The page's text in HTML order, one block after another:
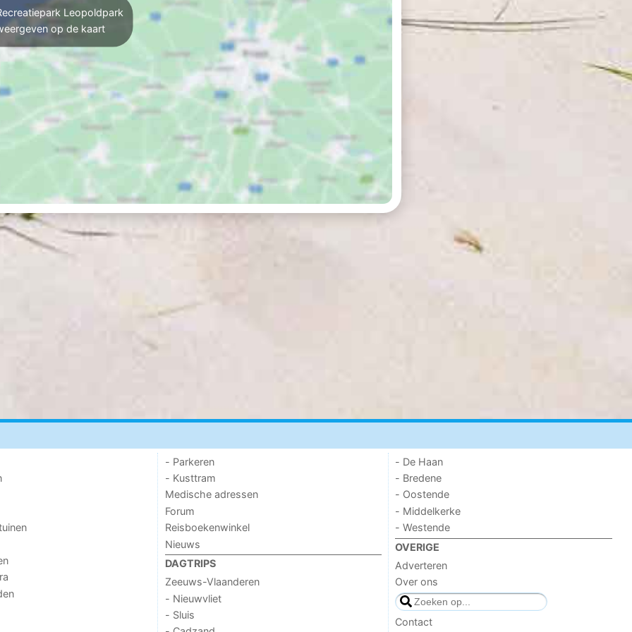
Leopoldpark
op de kaart
- Parkeren
- Kusttram
Medische adressen
Forum
Reisboekenwinkel
Nieuws
DAGTRIPS
Zeeuws-Vlaanderen
- Nieuwvliet
- Sluis
- De Haan
- Bredene
- Oostende
- Middelkerke
- Westende
OVERIGE
Adverteren
Over ons
Contact